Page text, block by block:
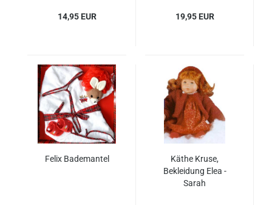
14,95 EUR 19,95 EUR
Felix Bademantel
Käthe Kruse,
Bekleidung Elea -
Sarah